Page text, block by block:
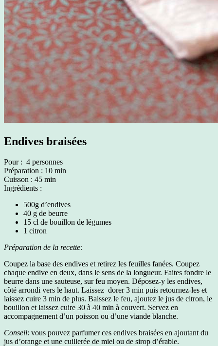
Endives braisées
Pour : 4 personnes
Préparation : 10 min
Cuisson : 45 min
Ingrédients :
500g d’endives
40 g de beurre
15 cl de bouillon de légumes
1 citron
Préparation de la recette:
Coupez la base des endives et retirez les feuilles fanées. Coupez
chaque endive en deux, dans le sens de la longueur. Faites fondre le
beurre dans une sauteuse, sur feu moyen. Déposez-y les endives,
côté arrondi vers le haut. Laissez dorer 3 min puis retournez-les et
laissez cuire 3 min de plus. Baissez le feu, ajoutez le jus de citron, le
bouillon et laissez cuire 30 à 40 min à couvert. Servez en
accompagnement d’un poisson ou d’une viande blanche.
Conseil: vous pouvez parfumer ces endives braisées en ajoutant du
jus d’orange et une cuillerée de miel ou de sirop d’érable.